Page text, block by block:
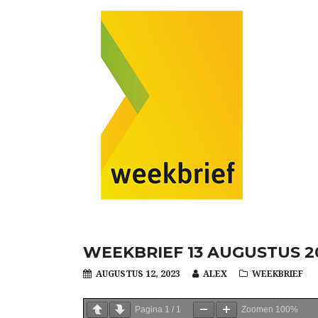
WEEKBRIEF 13 AUGUSTUS
AUGUSTUS 12, 2023 ALEX WEEKBRIEF
Pagina 1 / 1 Zoomen 100%